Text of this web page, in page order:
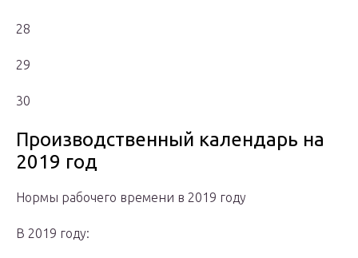
28
29
30
Производственный календарь на
2019 год
Нормы рабочего времени в 2019 году
В 2019 году: